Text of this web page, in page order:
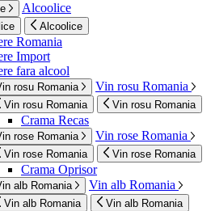
Alcoolice
Alcoolice
Romania
Import
fara alcool
rosu Romania Vin rosu Romania
Vin rosu Romania Vin rosu Romania
Crama Recas
rose Romania Vin rose Romania
Vin rose Romania Vin rose Romania
Crama Oprisor
alb Romania Vin alb Romania
Vin alb Romania Vin alb Romania